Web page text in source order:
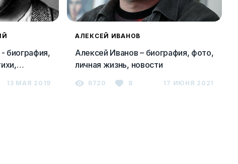
биография,
13 МАЯ 2019
АЛЕКСЕЙ ИВАНОВ
Алексей Иванов – биография, фото,
личная жизнь, новости
6720 8 17 ИЮНЯ 2021